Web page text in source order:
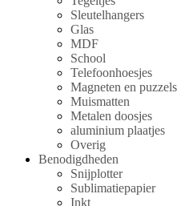
Sleutelhangers
Glas
MDF
School
Telefoonhoesjes
Magneten en puzzels
Muismatten
Metalen doosjes
aluminium plaatjes
Overig
Benodigdheden
Snijplotter
Sublimatiepapier
Inkt